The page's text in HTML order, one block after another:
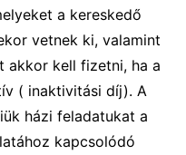
a kereskedő
vetnek ki, valamint
akkor kell fizetni, ha a
( inaktivitási díj). A
házi feladatukat a
kapcsolódó